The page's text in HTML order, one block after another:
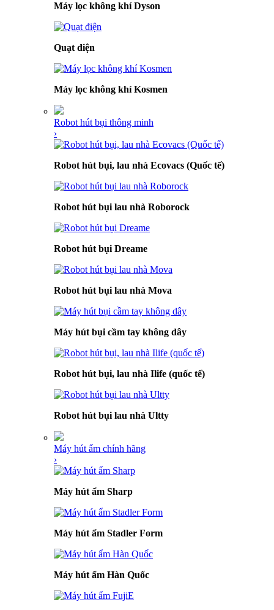
Máy lọc không khí Dyson
Quạt điện
Máy lọc không khí Kosmen
Robot hút bụi thông minh
›
Robot hút bụi, lau nhà Ecovacs (Quốc tế)
Robot hút bụi lau nhà Roborock
Robot hút bụi Dreame
Robot hút bụi lau nhà Mova
Máy hút bụi cầm tay không dây
Robot hút bụi, lau nhà Ilife (quốc tế)
Robot hút bụi lau nhà Ultty
Máy hút ẩm chính hãng
›
Máy hút ẩm Sharp
Máy hút ẩm Stadler Form
Máy hút ẩm Hàn Quốc